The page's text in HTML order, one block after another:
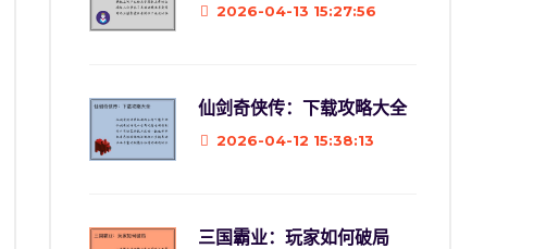
2026-04-13 15:27:56
仙剑奇侠传：下载攻略大全
2026-04-12 15:38:13
三国霸业：玩家如何破局